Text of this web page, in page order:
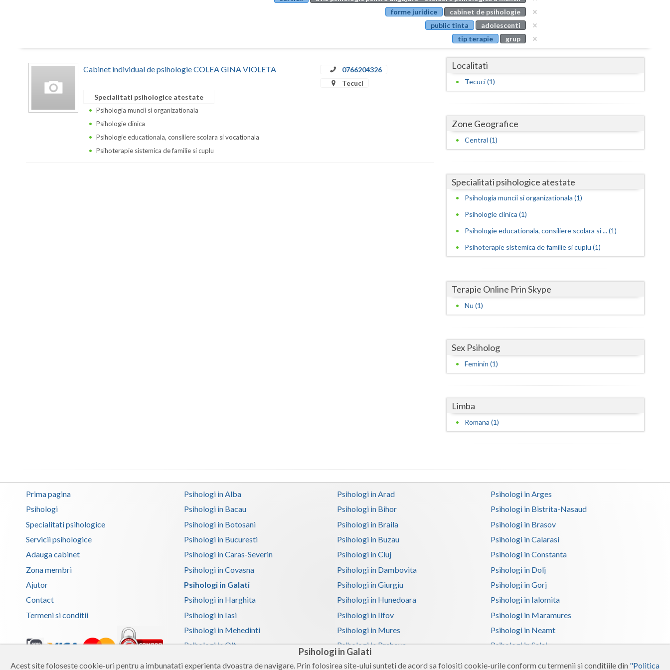
Psihologi in Galati
Acest site foloseste cookie-uri pentru a imbunatati experienta dvoastra de navigare. Prin folosirea site-ului sunteti de acord sa folositi cookie-urile conform cu termenii si conditiile din "Politica
Buzau
Calarasi
Caras-Severin
Giurgiu
Hunedoara
Iasi
Sibiu
Suceava
Teleorman
Timis
Valcea
Vaslui
forme juridice
cabinet de psihologie
public tinta
adolescenti
tip terapie
grup
Cabinet individual de psihologie COLEA GINA VIOLETA
0766204326
Tecuci
Specialitati psihologice atestate
Psihologia muncii si organizationala
Psihologie clinica
Psihologie educationala, consiliere scolara si vocationala
Psihoterapie sistemica de familie si cuplu
Localitati
Tecuci (1)
Zone Geografice
Central (1)
Specialitati psihologice atestate
Psihologia muncii si organizationala (1)
Psihologie clinica (1)
Psihologie educationala, consiliere scolara si ... (1)
Psihoterapie sistemica de familie si cuplu (1)
Terapie Online Prin Skype
Nu (1)
Sex Psiholog
Feminin (1)
Limba
Romana (1)
Prima pagina
Psihologi
Specialitati psihologice
Servicii psihologice
Adauga cabinet
Zona membri
Ajutor
Contact
Termeni si conditii
Copyright 2026 Reframing SRL
Psihologi in Alba Psihologi in Arad
Psihologi in Arges
Psihologi in Bacau
Psihologi in Bihor
Psihologi in Bistrita-Nasaud
Psihologi in Botosani
Psihologi in Braila
Psihologi in Brasov
Psihologi in Bucuresti
Psihologi in Buzau
Psihologi in Calarasi
Psihologi in Caras-Severin
Psihologi in Cluj
Psihologi in Constanta
Psihologi in Covasna
Psihologi in Dambovita
Psihologi in Dolj
Psihologi in Galati
Psihologi in Giurgiu
Psihologi in Gorj
Psihologi in Harghita
Psihologi in Hunedoara
Psihologi in Ialomita
Psihologi in Iasi
Psihologi in Ilfov
Psihologi in Maramures
Psihologi in Mehedinti
Psihologi in Mures
Psihologi in Neamt
Psihologi in Olt
Psihologi in Prahova
Psihologi in Salaj